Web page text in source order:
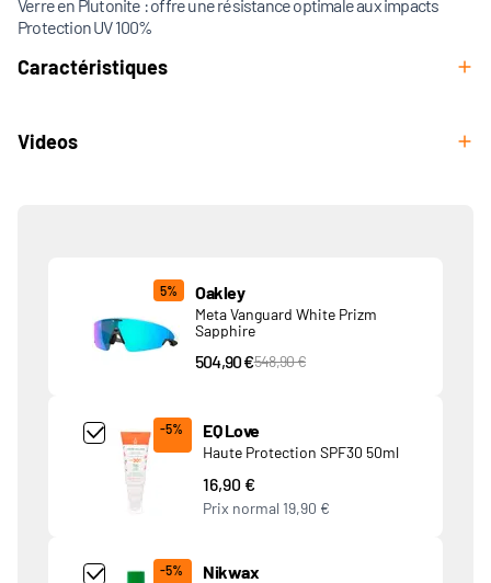
Verre en Plutonite : offre une résistance optimale aux impacts
Protection UV 100%
Caractéristiques
Videos
5% Oakley
Meta Vanguard White Prizm
Sapphire
504,90 €PVC Price
548,90 €
Add Product MjQ4MTk= undefined
-5% EQ Love
Haute Protection SPF30 50ml
16,90 €
Prix normal 19,90 €
Add Product MjkwNDA= undefined
-5% Nikwax